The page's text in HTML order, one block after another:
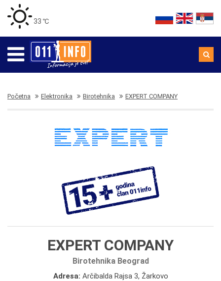
33 ℃
Početna Elektronika Birotehnika EXPERT COMPANY
EXPERT COMPANY
Birotehnika Beograd
Adresa: Arčibalda Rajsa 3, Žarkovo